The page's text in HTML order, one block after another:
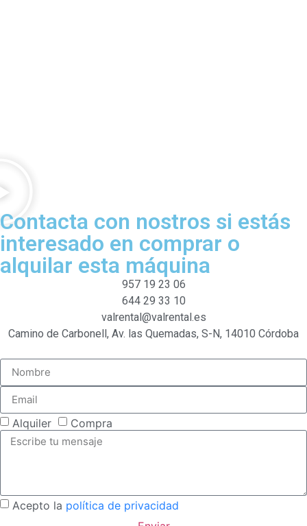
Contacta con nostros si estás
interesado en comprar o
alquilar esta máquina
957 19 23 06
644 29 33 10
valrental@valrental.es
Camino de Carbonell, Av. las Quemadas, S-N, 14010 Córdoba
Alquiler Compra
Acepto la política de privacidad